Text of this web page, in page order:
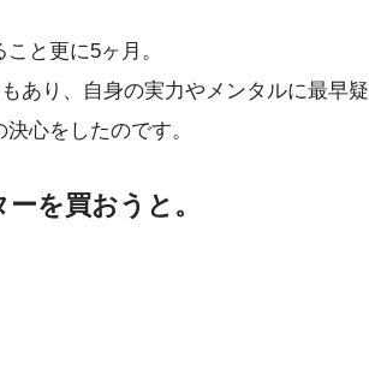
と更に5ヶ月。
あり、自身の実力やメンタルに最早疑
心をしたのです。
を買おうと。